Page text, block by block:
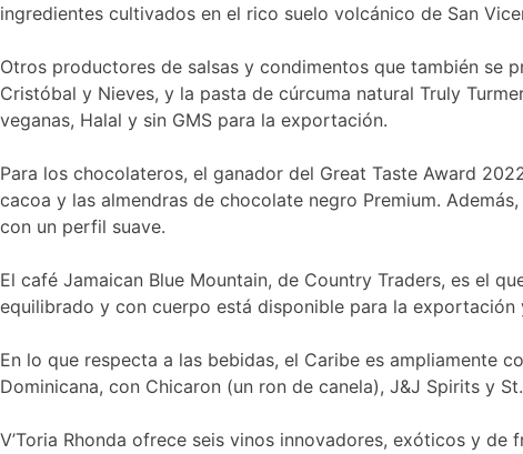
ingredientes cultivados en el rico suelo volcánico de San
Otros productores de salsas y condimentos que también se
Cristóbal y Nieves, y la pasta de cúrcuma natural Truly
veganas, Halal y sin GMS para la exportación.
Para los chocolateros, el ganador del Great Taste Award
cacoa y las almendras de chocolate negro Premium.
con un perfil suave.
El café Jamaican Blue Mountain, de Country Traders, es el
equilibrado y con cuerpo está disponible para la
En lo que respecta a las bebidas, el Caribe es ampliamente
Dominicana, con Chicaron (un ron de canela), J&J Spirits y
V’Toria Rhonda ofrece seis vinos innovadores, exóticos y